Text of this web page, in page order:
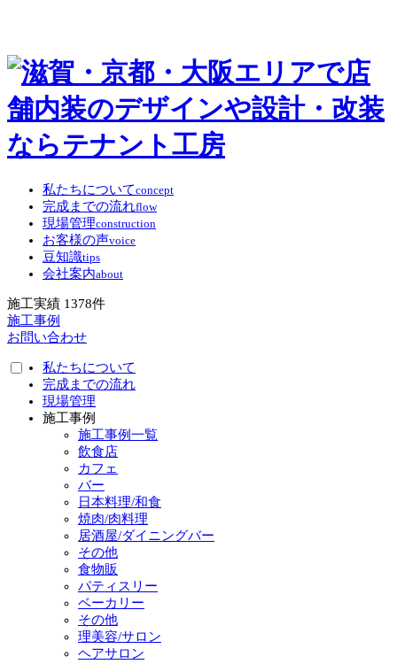
私たちについてconcept
完成までの流れflow
現場管理construction
お客様の声voice
豆知識tips
会社案内about
施工実績 1378件
施工事例
お問い合わせ
私たちについて
完成までの流れ
現場管理
施工事例
施工事例一覧
飲食店
カフェ
バー
日本料理/和食
焼肉/肉料理
居酒屋/ダイニングバー
その他
食物販
パティスリー
ベーカリー
その他
理美容/サロン
ヘアサロン